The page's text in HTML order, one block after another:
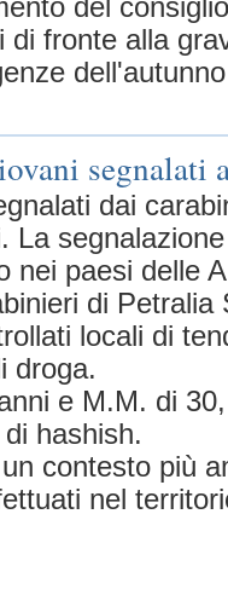
del
di fronte alla
segnalati
dai
La
nei paesi delle
di Petralia
locali di
droga.
e M.M. di
hashish.
contesto più
nel